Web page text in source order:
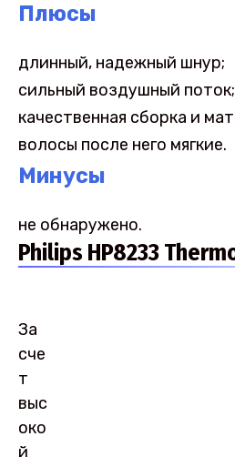
Плюсы
длинный, надежный шнур;
сильный воздушный поток;
качественная сборка и
волосы после него мягкие.
Минусы
не обнаружено.
Philips HP8233
За
сче
т
выс
око
й